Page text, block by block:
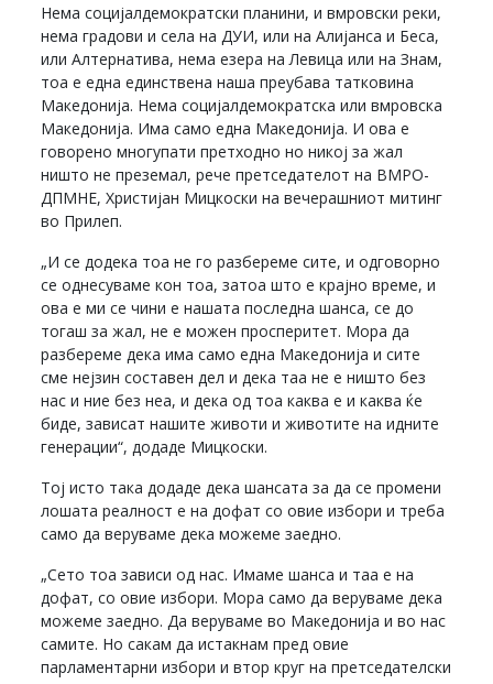
Нема социјалдемократски планини, и вмровски реки,
нема градови и села на ДУИ, или на Алијанса и Беса,
или Алтернатива, нема езера на Левица или на Знам,
тоа е една единствена наша преубава татковина
Македонија. Нема социјалдемократска или вмровска
Македонија. Има само една Македонија. И ова е
говорено многупати претходно но никој за жал
ништо не преземал, рече претседателот на ВМРО-
ДПМНЕ, Христијан Мицкоски на вечерашниот митинг
во Прилеп.
„И се додека тоа не го разбереме сите, и одговорно
се однесуваме кон тоа, затоа што е крајно време, и
ова е ми се чини е нашата последна шанса, се до
тогаш за жал, не е можен просперитет. Мора да
разбереме дека има само една Македонија и сите
сме нејзин составен дел и дека таа не е ништо без
нас и ние без неа, и дека од тоа каква е и каква ќе
биде, зависат нашите животи и животите на идните
генерации“, додаде Мицкоски.
Тој исто така додаде дека шансата за да се промени
лошата реалност е на дофат со овие избори и треба
само да веруваме дека можеме заедно.
„Сето тоа зависи од нас. Имаме шанса и таа е на
дофат, со овие избори. Мора само да веруваме дека
можеме заедно. Да веруваме во Македонија и во нас
самите. Но сакам да истакнам пред овие
парламентарни избори и втор круг на претседателски